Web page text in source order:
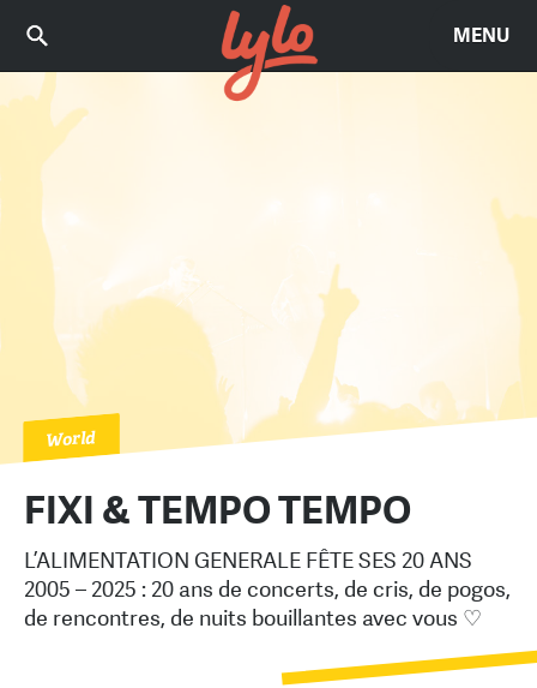
MENU
World
FIXI & TEMPO TEMPO
L’ALIMENTATION GENERALE FÊTE SES 20 ANS
2005 – 2025 : 20 ans de concerts, de cris, de pogos,
de rencontres, de nuits bouillantes avec vous ♡